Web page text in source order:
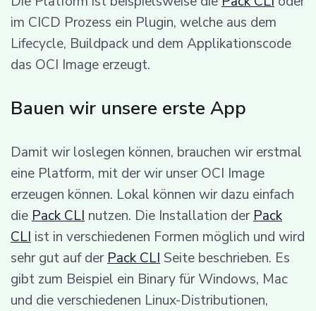
im CICD Prozess ein Plugin, welche aus dem
Lifecycle, Buildpack und dem Applikationscode
das OCI Image erzeugt.
Bauen wir unsere erste App
Damit wir loslegen können, brauchen wir erstmal
eine Platform, mit der wir unser OCI Image
erzeugen können. Lokal können wir dazu einfach
die Pack CLI nutzen. Die Installation der Pack
CLI ist in verschiedenen Formen möglich und wird
sehr gut auf der Pack CLI Seite beschrieben. Es
gibt zum Beispiel ein Binary für Windows, Mac
und die verschiedenen Linux-Distributionen,